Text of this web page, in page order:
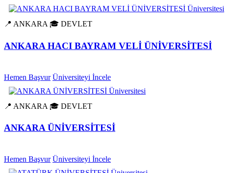
📍 ANKARA 🎓 DEVLET
ANKARA HACI BAYRAM VELİ ÜNİVERSİTESİ
Hemen Başvur Üniversiteyi İncele
📍 ANKARA 🎓 DEVLET
ANKARA ÜNİVERSİTESİ
Hemen Başvur Üniversiteyi İncele